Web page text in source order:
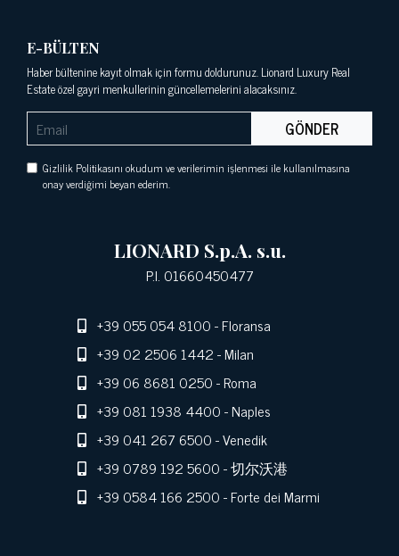
E-BÜLTEN
Haber bültenine kayıt olmak için formu doldurunuz. Lionard Luxury Real
Estate özel gayri menkullerinin güncellemelerini alacaksınız.
GÖNDER
Gizlilik Politikasını okudum ve verilerimin işlenmesi ile kullanılmasına
onay verdiğimi beyan ederim.
LIONARD S.p.A. s.u.
P.I. 01660450477
+39 055 054 8100- Floransa
+39 02 2506 1442- Milan
+39 06 8681 0250- Roma
+39 081 1938 4400- Naples
+39 041 267 6500- Venedik
+39 0789 192 5600- 切尔沃港
+39 0584 166 2500- Forte dei Marmi